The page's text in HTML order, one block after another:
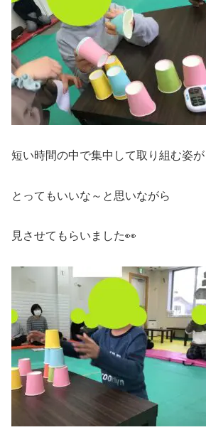
短い時間の中で集中して取り組む姿が
とってもいいな～と思いながら
見させてもらいました👀